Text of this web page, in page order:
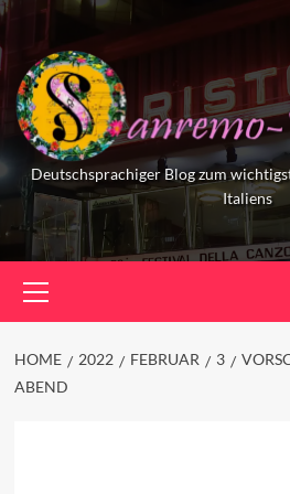
Skip
to
content
Deutschsprachiger Blog zum
Italiens
Menu
HOME 2022 FEBRUAR 3
ABEND